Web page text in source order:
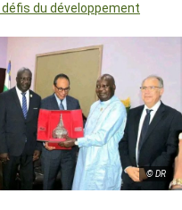
du développement
© DR